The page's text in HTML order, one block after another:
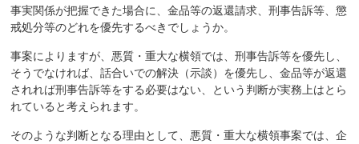
事実関係が把握できた場合に、金品等の返還請求、刑事告訴等、懲
戒処分等のどれを優先するべきでしょうか。
事案によりますが、悪質・重大な横領では、刑事告訴等を優先し、
そうでなければ、話合いでの解決（示談）を優先し、金品等が返還
されれば刑事告訴等をする必要はない、という判断が実務上はとら
れていると考えられます。
そのような判断となる理由として、悪質・重大な横領事案では、企